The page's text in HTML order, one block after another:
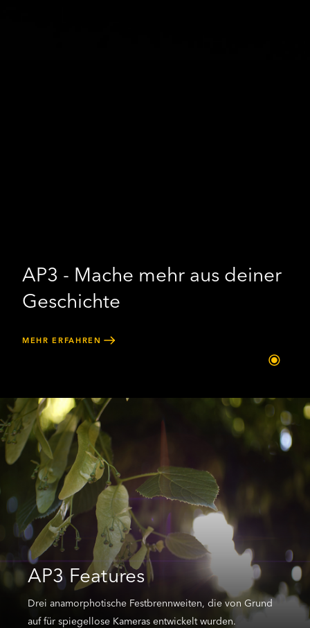
AP3 - Mache mehr aus deiner
Geschichte
MEHR ERFAHREN
AP3 Features
Drei anamorphotische Festbrennweiten, die von Grund
auf für spiegellose Kameras entwickelt wurden.